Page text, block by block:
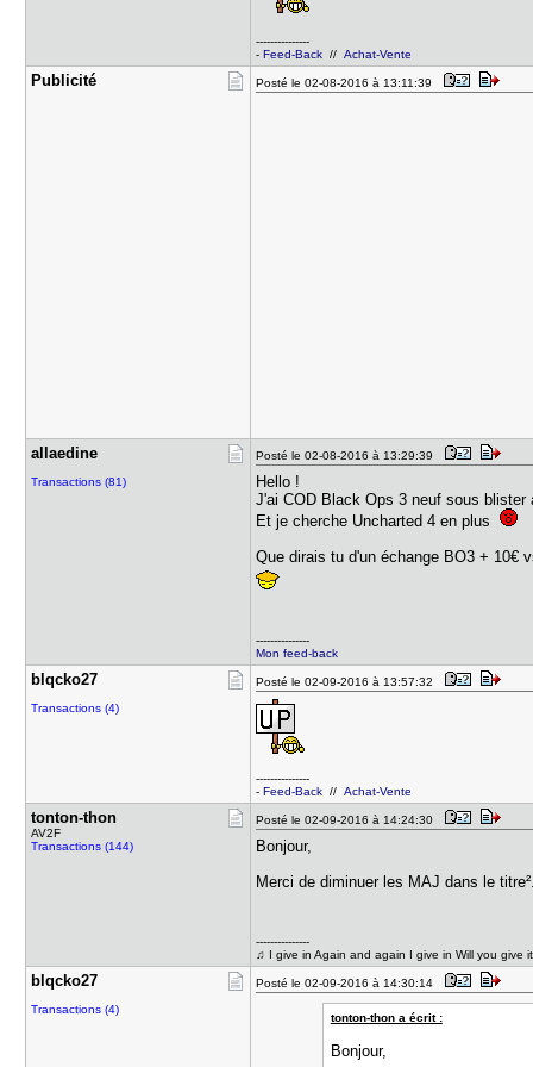
---------------
-Feed-Back //Achat-Vente
Publicité Posté le 02-08-2016 à 13:11:39
allaedine
Transactions (81)
Posté le 02-08-2016 à 13:29:39
Hello !
J'ai COD Black Ops 3 neuf sous
Et je cherche Uncharted 4 en plus
Que dirais tu d'un échange BO3 + 10€
---------------
Mon feed-back
blqcko27
Transactions (4)
Posté le 02-09-2016 à 13:57:32
---------------
-Feed-Back //Achat-Vente
tonton-tho​n
AV2F
Transactions (144)
Posté le 02-09-2016 à 14:24:30
Bonjour,
Merci de diminuer les MAJ dans le titre².
---------------
♫ I give in Again and again I give in Will you give
blqcko27
Transactions (4)
Posté le 02-09-2016 à 14:30:14
tonton-thon a écrit :
Bonjour,